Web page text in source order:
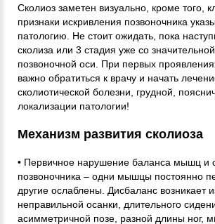
Сколиоз заметен визуально, кроме того,
признаки искривления позвоночника
патологию. Не стоит ожидать, пока
сколиза или 3 стадия уже со
позвоночной оси. При первых
важно обратиться к врачу и начать
сколиотической болезни, грудной,
локализации патологии!
Механизм развития сколиоза
• Первичное нарушение баланса мышц и
позвоночника – одни мышцы постоянно
другие ослаблены. Дисбаланс возникает
неправильной осанки, длительного
асимметричной позе, разной длины ног,